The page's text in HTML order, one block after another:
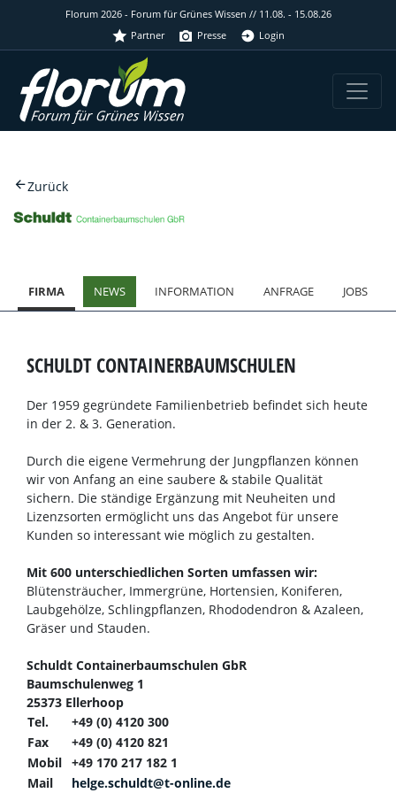
Florum 2026 - Forum für Grünes Wissen // 11.08. - 15.08.26
Partner
Presse Login
Zurück
FIRMA NEWS INFORMATION ANFRAGE JOBS
SCHULDT CONTAINERBAUMSCHULEN
Der 1959 gegründete Familienbetrieb befindet sich heute
in der 2. & 3. Generation.
Durch die eigene Vermehrung der Jungpflanzen können
wir von Anfang an eine saubere & stabile Qualität
sichern. Die ständige Ergänzung mit Neuheiten und
Lizenzsorten ermöglicht uns das Angebot für unsere
Kunden so interessant wie möglich zu gestalten.
Mit 600 unterschiedlichen Sorten umfassen wir:
Blütensträucher, Immergrüne, Hortensien, Koniferen,
Laubgehölze, Schlingpflanzen, Rhododendron & Azaleen,
Gräser und Stauden.
Schuldt Containerbaumschulen GbR
Baumschulenweg 1
25373 Ellerhoop
Tel.
+49 (0) 4120 300
Fax
+49 (0) 4120 821
Mobil +49 170 217 182 1
Mail
helge.schuldt@t-online.de